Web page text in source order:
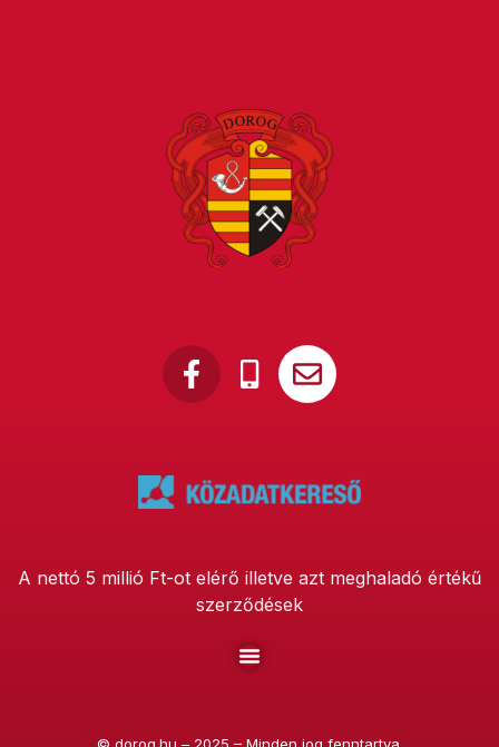
A nettó 5 millió Ft-ot elérő illetve azt meghaladó értékű
szerződések